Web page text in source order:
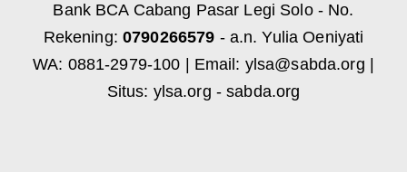
Bank BCA Cabang Pasar Legi Solo - No.
Rekening: 0790266579 - a.n. Yulia Oeniyati
WA: 0881-2979-100 | Email: ylsa@sabda.org
Situs: ylsa.org -sabda.org